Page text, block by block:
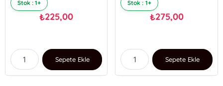
Stok : 1+
₺225,00
Sepete Ekle
Stok : 1+
₺275,00
Sepete Ekle